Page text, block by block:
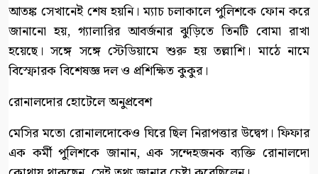
আতঙ্ক সেখানেই শেষ হয়নি। ম্যাচ চলাকালে পুলিশকে ফোন করে
জানানো হয়, গ্যালারির আবর্জনার ঝুড়িতে তিনটি বোমা রাখা
হয়েছে। সঙ্গে সঙ্গে স্টেডিয়ামে শুরু হয় তল্লাশি। মাঠে নামে
বিস্ফোরক বিশেষজ্ঞ দল ও প্রশিক্ষিত কুকুর।
রোনালদোর হোটেলে অনুপ্রবেশ
মেসির মতো রোনালদোকেও ঘিরে ছিল নিরাপত্তার উদ্বেগ। ফিফার
এক কর্মী পুলিশকে জানান, এক সন্দেহজনক ব্যক্তি রোনালদো